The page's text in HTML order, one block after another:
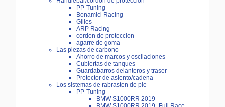
PP-Tuning
Bonamici Racing
Gilles
ARP Racing
cordon de proteccion
agarre de goma
Las piezas de carbono
Ahorro de marcos y oscilaciones
Cubiertas de tanques
Guardabarros delanteros y traser
Protector de asiento/cadena
Los sistemas de rabrasten de pie
PP-Tuning
BMW S1000RR 2019-
BMW S1000RR 2019- Full Race